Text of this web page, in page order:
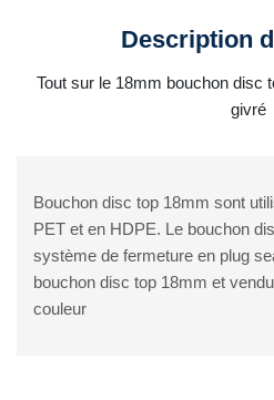
Description
Tout sur le 18mm bouchon disc
givré
Bouchon disc top 18mm sont
PET et en HDPE. Le bouchon
système de fermeture en plug
bouchon disc top 18mm et
couleur